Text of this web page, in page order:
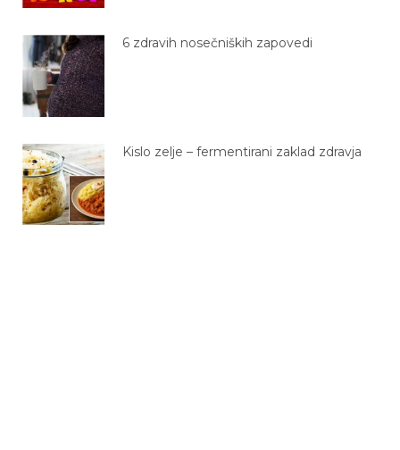
6 zdravih nosečniških zapovedi
Kislo zelje – fermentirani zaklad zdravja